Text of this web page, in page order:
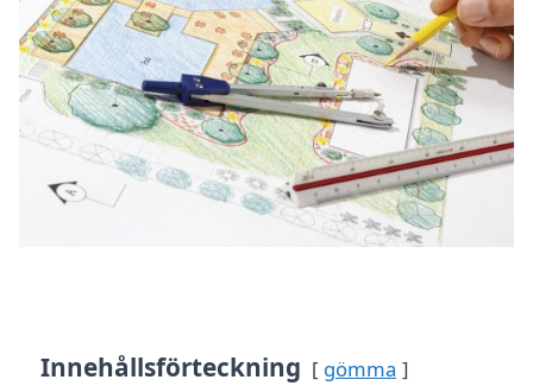
Innehållsförteckning gömma